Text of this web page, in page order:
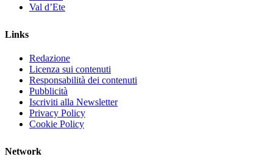
Val d’Ete
Links
Redazione
Licenza sui contenuti
Responsabilità dei contenuti
Pubblicità
Iscriviti alla Newsletter
Privacy Policy
Cookie Policy
Network